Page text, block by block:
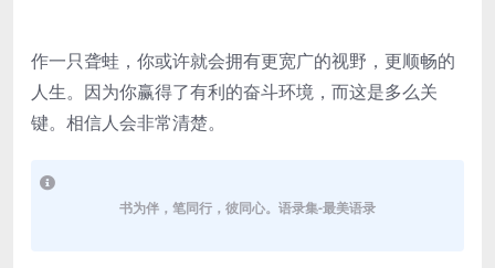
作一只聋蛙，你或许就会拥有更宽广的视野，更顺畅的
人生。因为你赢得了有利的奋斗环境，而这是多么关
键。相信人会非常清楚。
书为伴，笔同行，彼同心。语录集-最美语录